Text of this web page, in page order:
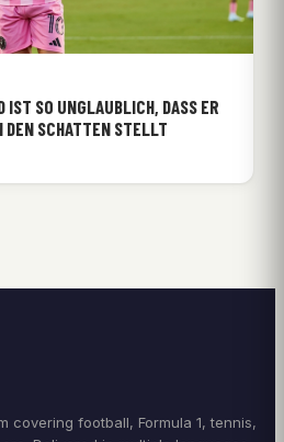
IST SO UNGLAUBLICH, DASS ER
DEN SCHATTEN STELLT
covering football, Formula 1, tennis,